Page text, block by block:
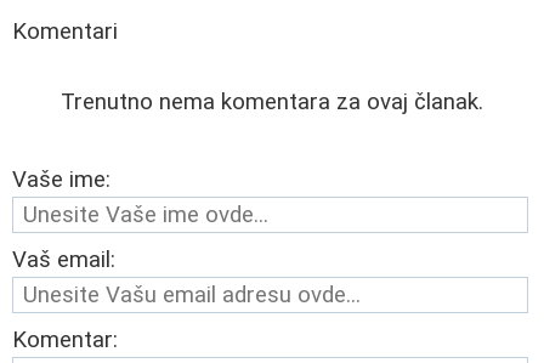
Komentari
Trenutno nema komentara za ovaj članak.
Vaše ime:
Vaš email:
Komentar: